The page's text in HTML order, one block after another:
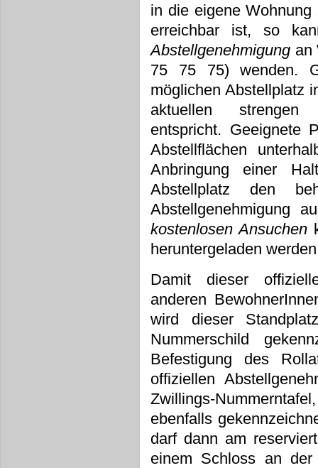
in die eigene
erreichbar ist, so
Abstellgenehmigung an
75 75 75) wenden.
möglichen Abstellplatz
aktuellen strengen
entspricht. Geeignete
Abstellflächen
Anbringung einer
Abstellplatz den
Abstellgenehmigung
kostenlosen Ansuchen
heruntergeladen
Damit dieser
anderen
wird dieser
Nummerschild
Befestigung des
offiziellen
Zwillings-
ebenfalls
darf dann am
einem Schloss an der